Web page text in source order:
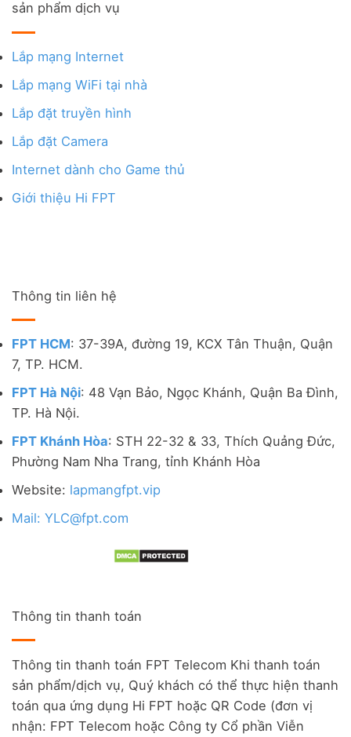
sản phẩm dịch vụ
Lắp mạng Internet
Lắp mạng WiFi tại nhà
Lắp đặt truyền hình
Lắp đặt Camera
Internet dành cho Game thủ
Giới thiệu Hi FPT
Thông tin liên hệ
FPT HCM: 37-39A, đường 19, KCX Tân Thuận, Quận
7, TP. HCM.
FPT Hà Nội: 48 Vạn Bảo, Ngọc Khánh, Quận Ba Đình,
TP. Hà Nội.
FPT Khánh Hòa: STH 22-32 & 33, Thích Quảng Đức,
Phường Nam Nha Trang, tỉnh Khánh Hòa
Website: lapmangfpt.vip
Mail: YLC@fpt.com
Thông tin thanh toán
Thông tin thanh toán FPT Telecom Khi thanh toán
sản phẩm/dịch vụ, Quý khách có thể thực hiện thanh
toán qua ứng dụng Hi FPT hoặc QR Code (đơn vị
nhận: FPT Telecom hoặc Công ty Cổ phần Viễn